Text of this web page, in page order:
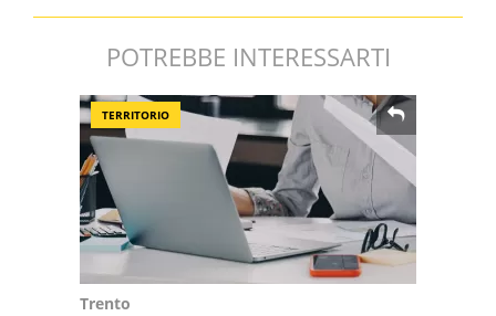
POTREBBE INTERESSARTI
TERRITORIO
Trento